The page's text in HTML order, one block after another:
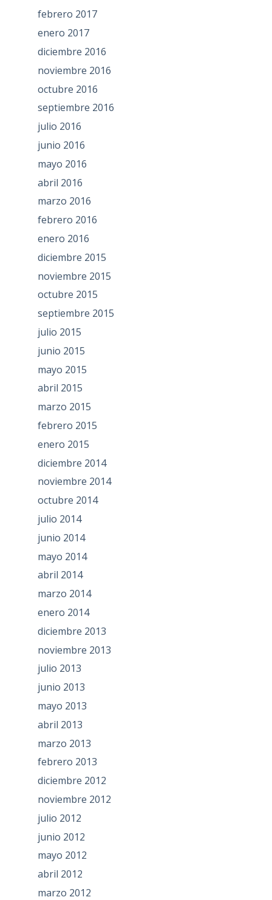
febrero 2017
enero 2017
diciembre 2016
noviembre 2016
octubre 2016
septiembre 2016
julio 2016
junio 2016
mayo 2016
abril 2016
marzo 2016
febrero 2016
enero 2016
diciembre 2015
noviembre 2015
octubre 2015
septiembre 2015
julio 2015
junio 2015
mayo 2015
abril 2015
marzo 2015
febrero 2015
enero 2015
diciembre 2014
noviembre 2014
octubre 2014
julio 2014
junio 2014
mayo 2014
abril 2014
marzo 2014
enero 2014
diciembre 2013
noviembre 2013
julio 2013
junio 2013
mayo 2013
abril 2013
marzo 2013
febrero 2013
diciembre 2012
noviembre 2012
julio 2012
junio 2012
mayo 2012
abril 2012
marzo 2012